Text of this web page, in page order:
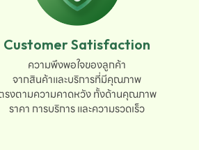
Customer Satisfaction
ความพึงพอใจของลูกค้า
จากสินค้าและบริการที่มีคุณภาพ
รงตามความคาดหวัง ทั้งด้านคุณภาพ
ราคา การบริการ และความรวดเร็ว